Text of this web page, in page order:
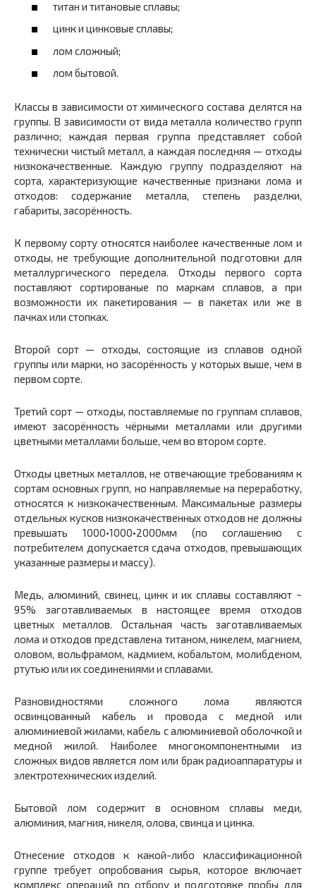
титан и титановые сплавы;
цинк и цинковые сплавы;
лом сложный;
лом бытовой.
Классы в зависимости от химического состава делятся на
группы. В зависимости от вида металла количество групп
различно; каждая первая группа представляет собой
технически чистый металл, а каждая последняя — отходы
низкокачественные. Каждую группу подразделяют на
сорта, характеризующие качественные признаки лома и
отходов: содержание металла, степень разделки,
габариты, засорëнность.
К первому сорту относятся наиболее качественные лом и
отходы, не требующие дополнительной подготовки для
металлургического передела. Отходы первого сорта
поставляют сортированые по маркам сплавов, а при
возможности их пакетирования — в пакетах или же в
пачках или стопках.
Второй сорт — отходы, состоящие из сплавов одной
группы или марки, но засорëнность у которых выше, чем в
первом сорте.
Третий сорт — отходы, поставляемые по группам сплавов,
имеют засорëнность чëрными металлами или другими
цветными металлами больше, чем во втором сорте.
Отходы цветных металлов, не отвечающие требованиям к
сортам основных групп, но направляемые на переработку,
относятся к низкокачественным. Максимальные размеры
отдельных кусков низкокачественных отходов не должны
превышать 1000•1000•2000мм (по соглашению с
потребителем допускается сдача отходов, превышающих
указанные размеры и массу).
Медь, алюминий, свинец, цинк и их сплавы составляют ~
95% заготавливаемых в настоящее время отходов
цветных металлов. Остальная часть заготавливаемых
лома и отходов представлена титаном, никелем, магнием,
оловом, вольфрамом, кадмием, кобальтом, молибденом,
ртутью или их соединениями и сплавами.
Разновидностями сложного лома являются
освинцованный кабель и провода с медной или
алюминиевой жилами, кабель с алюминиевой оболочкой и
медной жилой. Наиболее многокомпонентными из
сложных видов является лом или брак радиоаппаратуры и
электротехнических изделий.
Бытовой лом содержит в основном сплавы меди,
алюминия, магния, никеля, олова, свинца и цинка.
Отнесение отходов к какой-либо классификационной
группе требует опробования сырья, которое включает
комплекс операций по отбору и подготовке пробы для